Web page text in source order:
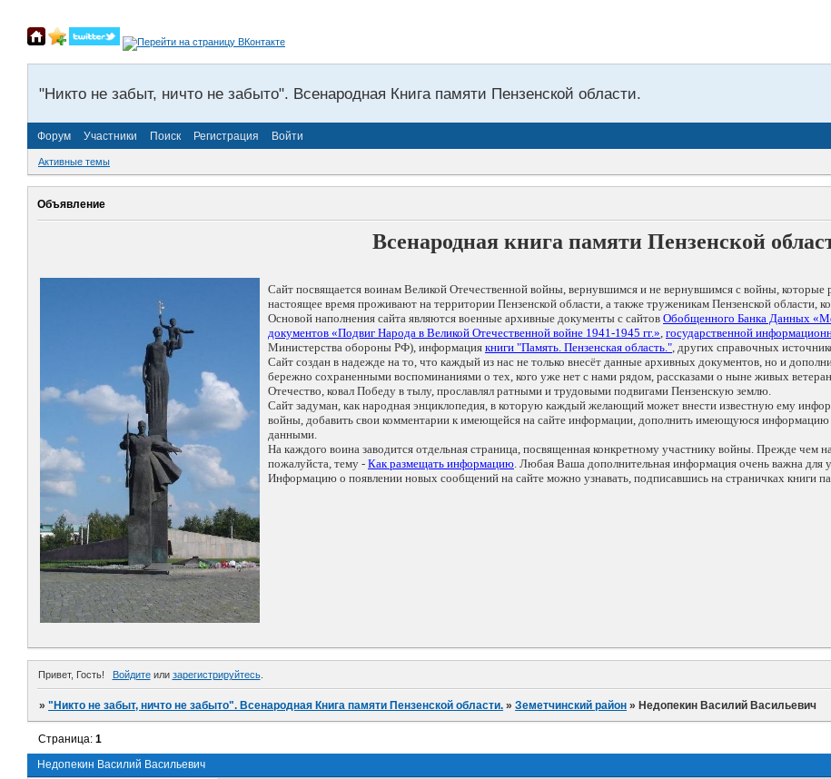
"Никто не забыт, ничто не забыто". Всенародная Книга памяти Пензенской области.
Форум Участники Поиск Регистрация Войти
Активные темы
Объявление
Всенародная книга памяти Пензенской
Сайт посвящается воинам Великой Отечественной войны, вернувшимся и не вернувшимся с войны,
настоящее время проживают на территории Пензенской области, а также труженикам Пензенской области,
Основой наполнения сайта являются военные архивные документы с сайтов Обобщенного Банка Данных
документов «Подвиг Народа в Великой Отечественной войне 1941-1945 гг.», государственной
Министерства обороны РФ), информация книги "Память. Пензенская область.", других справочных
Сайт создан в надежде на то, что каждый из нас не только внесёт данные архивных документов, но и
бережно сохраненными воспоминаниями о тех, кого уже нет с нами рядом, рассказами о ныне живых
Отечество, ковал Победу в тылу, прославлял ратными и трудовыми подвигами Пензенскую землю.
Сайт задуман, как народная энциклопедия, в которую каждый желающий может внести известную ему
войны, добавить свои комментарии к имеющейся на сайте информации, дополнить имеющуюся
данными.
На каждого воина заводится отдельная страница, посвященная конкретному участнику войны. Прежде чем
пожалуйста, тему - Как размещать информацию. Любая Ваша дополнительная информация очень важна для
Информацию о появлении новых сообщений на сайте можно узнавать, подписавшись на страничках книги
Привет, Гость! Войдитеили зарегистрируйтесь.
»"Никто не забыт, ничто не забыто". Всенародная Книга памяти Пензенской области. »Земетчинский район » Недопекин Василий Васильевич
Недопекин Василий Васильевич
Страница:1